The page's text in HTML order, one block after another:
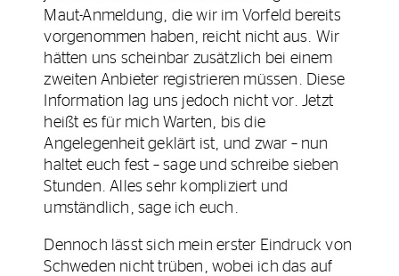
Maut-Anmeldung, die wir im Vorfeld bereits
vorgenommen haben, reicht nicht aus. Wir
hätten uns scheinbar zusätzlich bei einem
zweiten Anbieter registrieren müssen. Diese
Information lag uns jedoch nicht vor. Jetzt
heißt es für mich Warten, bis die
Angelegenheit geklärt ist, und zwar – nun
haltet euch fest – sage und schreibe sieben
Stunden. Alles sehr kompliziert und
umständlich, sage ich euch.
Dennoch lässt sich mein erster Eindruck von
Schweden nicht trüben, wobei ich das auf